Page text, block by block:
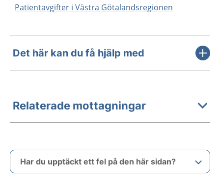
Patientavgifter i Västra Götalandsregionen
Det här kan du få hjälp med
Relaterade mottagningar
Har du upptäckt ett fel på den här sidan?